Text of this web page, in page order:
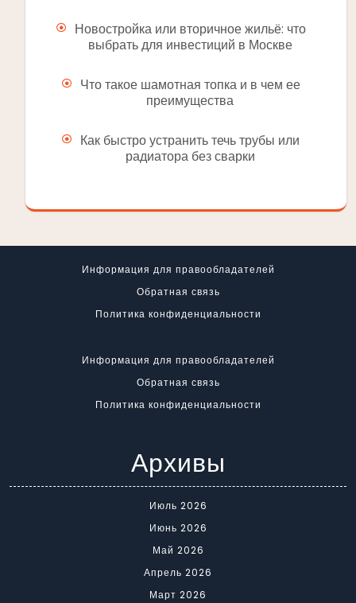
Новостройка или вторичное жильё: что
выбрать для инвестиций в Москве
Что такое шамотная топка и в чем ее
преимущества
Как быстро устранить течь трубы или
радиатора без сварки
Информация для правообладателей
Обратная связь
Политика конфиденциальности
Информация для правообладателей
Обратная связь
Политика конфиденциальности
Архивы
Июль 2026
Июнь 2026
Май 2026
Апрель 2026
Март 2026